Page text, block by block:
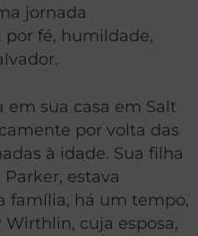
jornada
fé, humildade,
em sua casa em Salt
por volta das
à idade. Sua filha
estava
família, há um tempo,
cuja esposa,